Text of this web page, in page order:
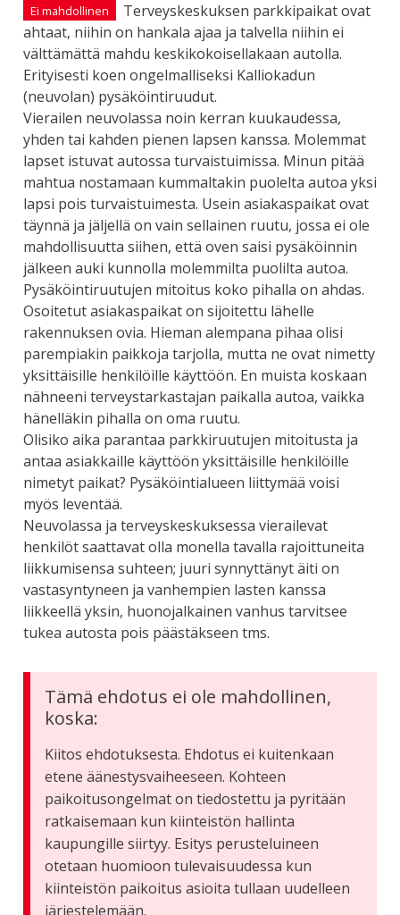
Ei mahdollinen
Terveyskeskuksen parkkipaikat ovat
ahtaat, niihin on hankala ajaa ja talvella niihin ei
välttämättä mahdu keskikokoisellakaan autolla.
Erityisesti koen ongelmalliseksi Kalliokadun
(neuvolan) pysäköintiruudut.
Vierailen neuvolassa noin kerran kuukaudessa,
yhden tai kahden pienen lapsen kanssa. Molemmat
lapset istuvat autossa turvaistuimissa. Minun pitää
mahtua nostamaan kummaltakin puolelta autoa yksi
lapsi pois turvaistuimesta. Usein asiakaspaikat ovat
täynnä ja jäljellä on vain sellainen ruutu, jossa ei ole
mahdollisuutta siihen, että oven saisi pysäköinnin
jälkeen auki kunnolla molemmilta puolilta autoa.
Pysäköintiruutujen mitoitus koko pihalla on ahdas.
Osoitetut asiakaspaikat on sijoitettu lähelle
rakennuksen ovia. Hieman alempana pihaa olisi
parempiakin paikkoja tarjolla, mutta ne ovat nimetty
yksittäisille henkilöille käyttöön. En muista koskaan
nähneeni terveystarkastajan paikalla autoa, vaikka
hänelläkin pihalla on oma ruutu.
Olisiko aika parantaa parkkiruutujen mitoitusta ja
antaa asiakkaille käyttöön yksittäisille henkilöille
nimetyt paikat? Pysäköintialueen liittymää voisi
myös leventää.
Neuvolassa ja terveyskeskuksessa vierailevat
henkilöt saattavat olla monella tavalla rajoittuneita
liikkumisensa suhteen; juuri synnyttänyt äiti on
vastasyntyneen ja vanhempien lasten kanssa
liikkeellä yksin, huonojalkainen vanhus tarvitsee
tukea autosta pois päästäkseen tms.
Tämä ehdotus ei ole mahdollinen,
koska:
Kiitos ehdotuksesta. Ehdotus ei kuitenkaan
etene äänestysvaiheeseen. Kohteen
paikoitusongelmat on tiedostettu ja pyritään
ratkaisemaan kun kiinteistön hallinta
kaupungille siirtyy. Esitys perusteluineen
otetaan huomioon tulevaisuudessa kun
kiinteistön paikoitus asioita tullaan uudelleen
järjestelemään.